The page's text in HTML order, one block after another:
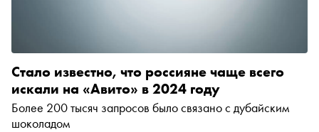
Стало известно, что россияне чаще всего
искали на «Авито» в 2024 году
Более 200 тысяч запросов было связано с дубайским
шоколадом